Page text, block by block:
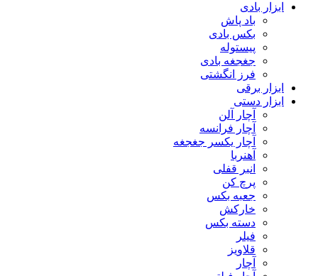
ابزار بادی
باد پاش
بکس بادی
پیستوله
جغجغه بادی
فرز انگشتی
ابزار برقی
ابزار دستی
آچار آلن
آچار فرانسه
آچار یکسر جغجغه
آهنربا
انبر قفلی
پرچ کن
جعبه بکس
خارکش
دسته بکس
فیلر
قلاویز
آچار